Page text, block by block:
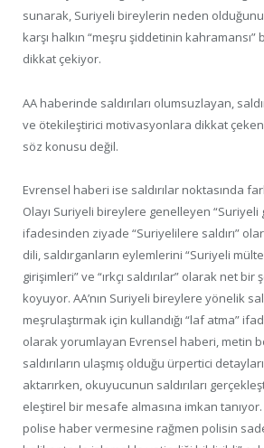
sunarak, Suriyeli bireylerin neden
karşı halkın “meşru şiddetinin kahramansı”
dikkat çekiyor.
AA haberinde saldırıları olumsuzlayan,
ve ötekileştirici motivasyonlara dikkat
söz konusu değil.
Evrensel haberi ise saldırılar noktasında
Olayı Suriyeli bireylere genelleyen “Suriyeli
ifadesinden ziyade “Suriyelilere saldırı”
dili, saldırganların eylemlerini “Suriyeli
girişimleri” ve “ırkçı saldırılar” olarak net
koyuyor. AA’nın Suriyeli bireylere yönelik
meşrulaştırmak için kullandığı “laf atma”
olarak yorumlayan Evrensel haberi, metin
saldırıların ulaşmış olduğu ürpertici
aktarırken, okuyucunun saldırıları
eleştirel bir mesafe almasına imkan tanıyor.
polise haber vermesine rağmen polisin